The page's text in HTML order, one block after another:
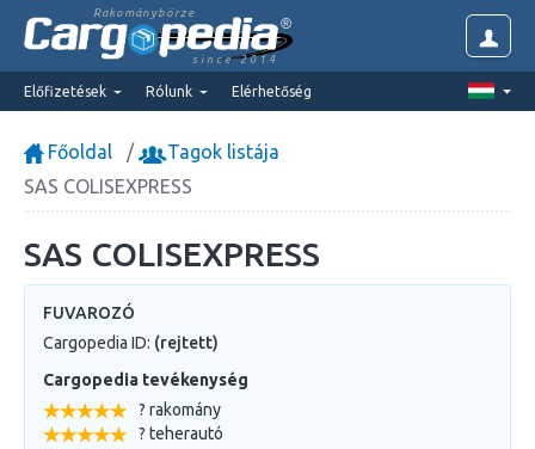
Rakománybörze
since 2014
Előfizetések Rólunk Elérhetőség
Főoldal
Tagok listája
SAS COLISEXPRESS
SAS COLISEXPRESS
FUVAROZÓ
Cargopedia ID: (rejtett)
Cargopedia tevékenység
? rakomány
? teherautó